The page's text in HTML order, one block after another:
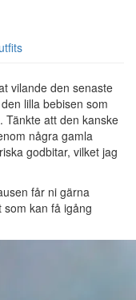
vilande den senaste
lilla bebisen som
Tänkte att den kanske
några gamla
godbitar, vilket jag
får ni gärna
kan få igång